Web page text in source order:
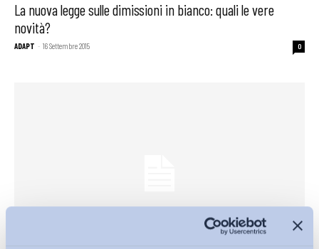
La nuova legge sulle dimissioni in bianco: quali le vere
novità?
ADAPT - 16 Settembre 2015 0